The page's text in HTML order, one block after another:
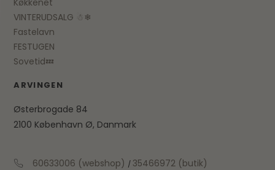
VINTERUDSALG ☃❄
Fastelavn
FESTUGEN
Sovetid💤
ARVINGEN
Østerbrogade 84
2100 København Ø, Danmark
60633006 (webshop) /35466972 (butik)